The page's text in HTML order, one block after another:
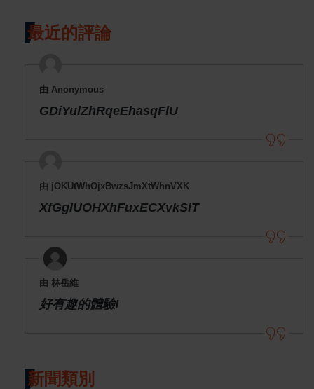
最近的評論
由 Anonymous
GDiYulZhRqeEhasqFlU
由 jOKUtWhOjxBwzsJmXtWhnVXK
XfGgIUOHXhFuxECXvkSlT
由 林岳維
好有趣的體驗!
新聞類別